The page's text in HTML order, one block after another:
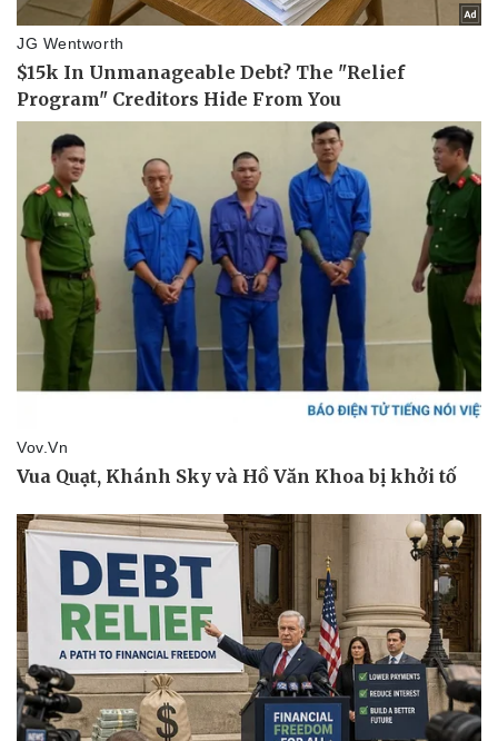
Pháp luật
Vụ án
Tin nóng
Tư vấn luật
Quân sự - Quốc phòng
Vũ khí
Việt Nam
Phân tích